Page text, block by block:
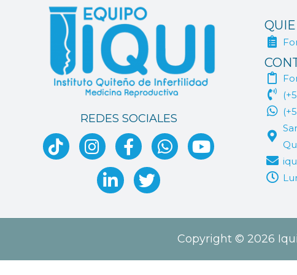
REDES SOCIALES
Copyright © 2026